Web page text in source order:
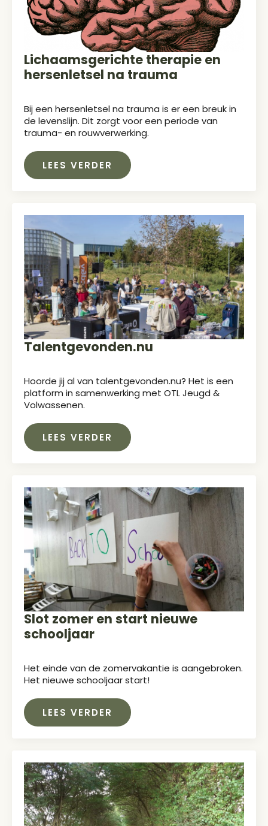
Lichaamsgerichte therapie en
hersenletsel na trauma
Bij een hersenletsel na trauma is er een breuk in
de levenslijn. Dit zorgt voor een periode van
trauma- en rouwverwerking.
LEES VERDER
Talentgevonden.nu
Hoorde jij al van talentgevonden.nu? Het is een
platform in samenwerking met OTL Jeugd &
Volwassenen.
LEES VERDER
Slot zomer en start nieuwe
schooljaar
Het einde van de zomervakantie is aangebroken.
Het nieuwe schooljaar start!
LEES VERDER